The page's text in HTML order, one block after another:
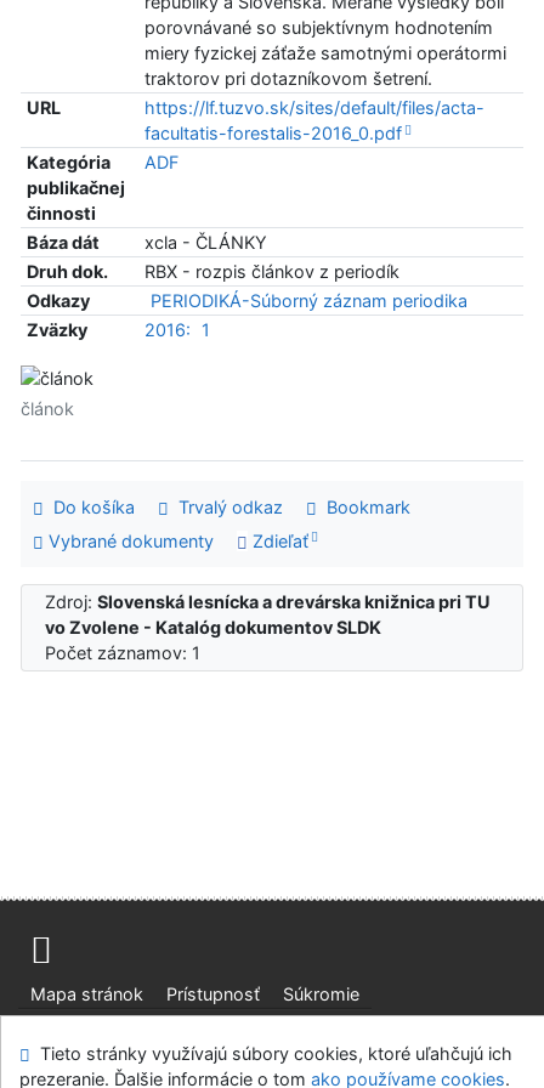
porovnávané so subjektívnym hodnotením
miery fyzickej záťaže samotnými operátormi
traktorov pri dotazníkovom šetrení.
URL
https://lf.tuzvo.sk/sites/default/files/acta-
facultatis-forestalis-2016_0.pdf
Kategória
publikačnej
činnosti
ADF
Báza dát
xcla - ČLÁNKY
Druh dok.
RBX - rozpis článkov z periodík
Odkazy
PERIODIKÁ-Súborný záznam periodika
Zväzky
2016: 1
článok
Do košíka Trvalý odkaz
Bookmark
Vybrané dokumenty
Zdieľať
Zdroj:Slovenská lesnícka a drevárska knižnica pri TU
vo Zvolene - Katalóg dokumentov SLDK
Počet záznamov: 1
Mapa stránok Prístupnosť
Súkromie
Tieto stránky využívajú súbory cookies, ktoré uľahčujú ich
prezeranie. Ďalšie informácie o tom ako používame cookies.